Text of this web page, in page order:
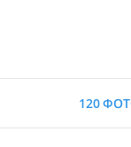
120